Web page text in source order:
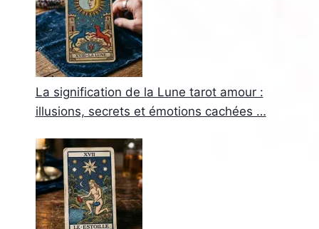
La signification de la Lune tarot amour :
illusions, secrets et émotions cachées …